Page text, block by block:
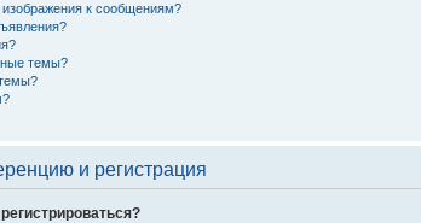
изображения к сообщениям?
темы?
и регистрация